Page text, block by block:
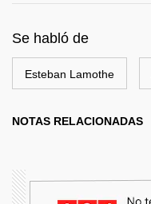
Se habló de
Esteban Lamothe
NOTAS RELACIONADAS